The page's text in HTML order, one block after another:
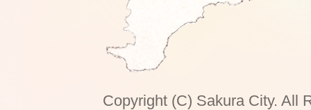
Copyright (C) Sakura City. All